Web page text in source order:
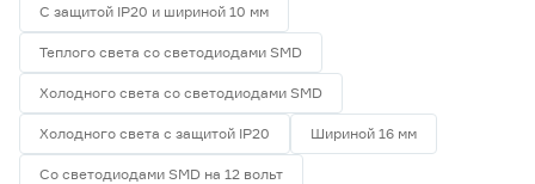
С защитой IP20 и шириной 10 мм
Теплого света со светодиодами SMD
Холодного света со светодиодами SMD
Холодного света с защитой IP20 Шириной 16 мм
Со светодиодами SMD на 12 вольт